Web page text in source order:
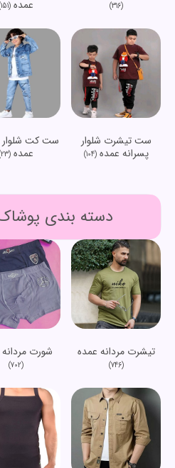
(316)
عمده(151)
ست تیشرت شلوار
پسرانه عمده(104)
ست کت شلوار
عمده(23)
دسته بندی
تیشرت مردانه عمده
(746)
شورت
(702)